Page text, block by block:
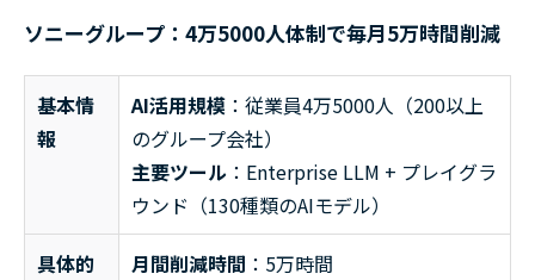
ソニーグループ：4万5000人体制で毎月5万時間削減
基本情
報
AI活用規模 ：従業員4万5000人（200以上
のグループ会社）
主要ツール ：Enterprise LLM + プレイグラ
ウンド（130種類のAIモデル）
具体的
月間削減時間 ：5万時間